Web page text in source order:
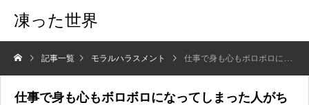
凍った世界
記事一覧 モラルハラスメント 仕事で身も心もボロボロになってしまった人がちょっとだけ救われる方法
仕事で身も心もボロボロになってしまった人がち